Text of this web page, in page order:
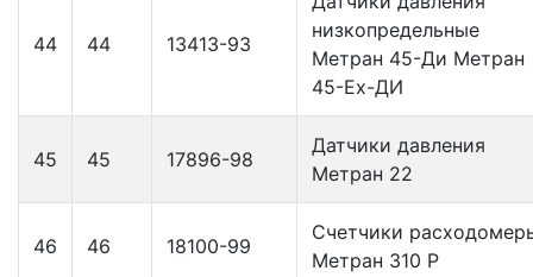
44 44 13413-93
низкопредельные
Метран 45-Ди Метран
45-Ех-ДИ
45 45 17896-98
Датчики давления
Метран 22
46 46 18100-99
Счетчики
Метран 310 Р